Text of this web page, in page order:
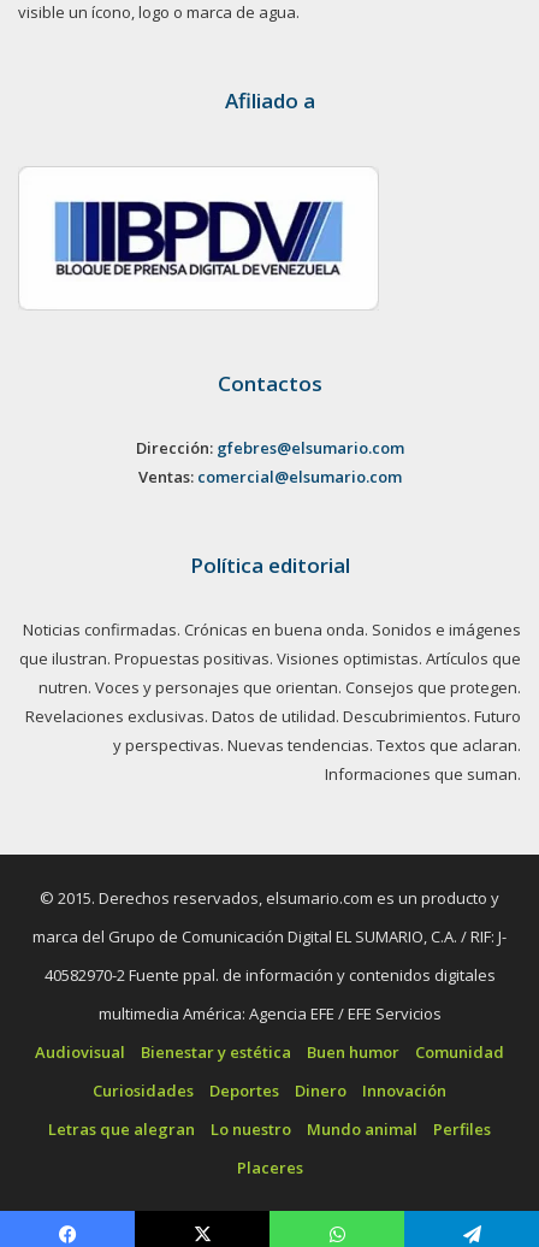
visible un ícono, logo o marca de agua.
Afiliado a
Contactos
Dirección: gfebres@elsumario.com
Ventas: comercial@elsumario.com
Política editorial
Noticias confirmadas. Crónicas en buena onda. Sonidos e imágenes
que ilustran. Propuestas positivas. Visiones optimistas. Artículos que
nutren. Voces y personajes que orientan. Consejos que protegen.
Revelaciones exclusivas. Datos de utilidad. Descubrimientos. Futuro
y perspectivas. Nuevas tendencias. Textos que aclaran.
Informaciones que suman.
© 2015. Derechos reservados, elsumario.com es un producto y
marca del Grupo de Comunicación Digital EL SUMARIO, C.A. / RIF: J-
40582970-2 Fuente ppal. de información y contenidos digitales
multimedia América: Agencia EFE / EFE Servicios
Audiovisual
Bienestar y estética Buen humor
Comunidad
Curiosidades
Deportes Dinero
Innovación
Letras que alegran
Lo nuestro Mundo animal
Perfiles
Placeres